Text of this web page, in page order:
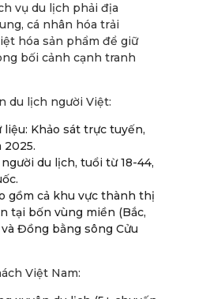
vụ du lịch phải địa
cá nhân hóa trải
hóa sản phẩm để giữ
bối cảnh cạnh tranh
du lịch người Việt:
liệu: Khảo sát trực tuyến,
2025.
người du lịch, tuổi từ 18-44,
gồm cả khu vực thành thị
tại bốn vùng miền (Bắc,
Đồng bằng sông Cửu
Việt Nam: